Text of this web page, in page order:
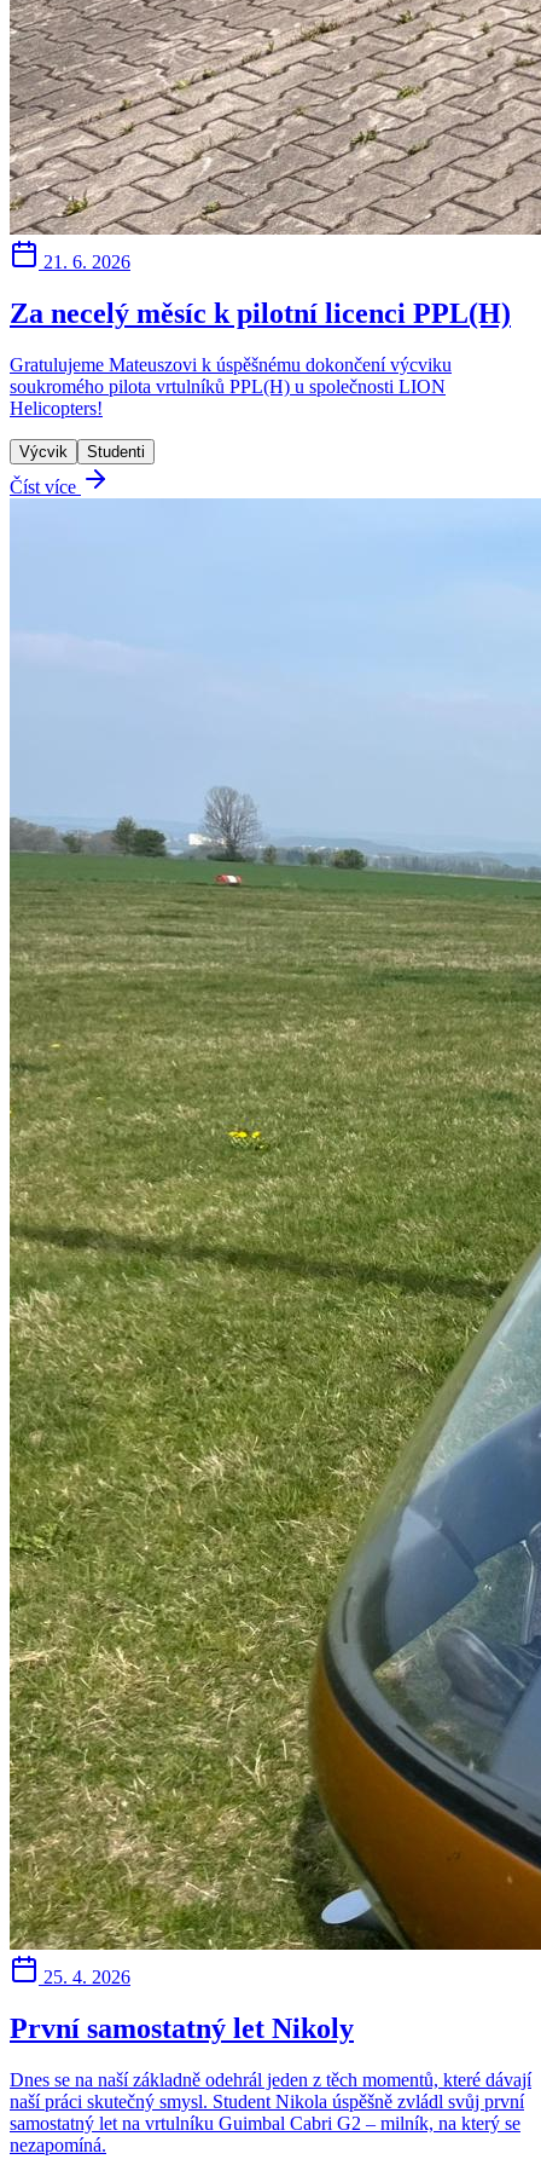
21. 6. 2026
Za necelý měsíc k pilotní licenci PPL(H)
Gratulujeme Mateuszovi k úspěšnému dokončení výcviku
soukromého pilota vrtulníků PPL(H) u společnosti LION
Helicopters!
Výcvik Studenti
Číst více
25. 4. 2026
První samostatný let Nikoly
Dnes se na naší základně odehrál jeden z těch momentů, které dávají
naší práci skutečný smysl. Student Nikola úspěšně zvládl svůj první
samostatný let na vrtulníku Guimbal Cabri G2 – milník, na který se
nezapomíná.